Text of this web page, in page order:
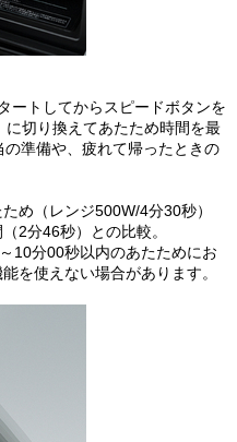
ートしてからスピードボタンを
切り換えてあたため時間を最
準備や、疲れて帰ったときの
め（レンジ500W/4分30秒）
2分46秒）との比較。
10分00秒以内のあたためにお
を使えない場合があります。